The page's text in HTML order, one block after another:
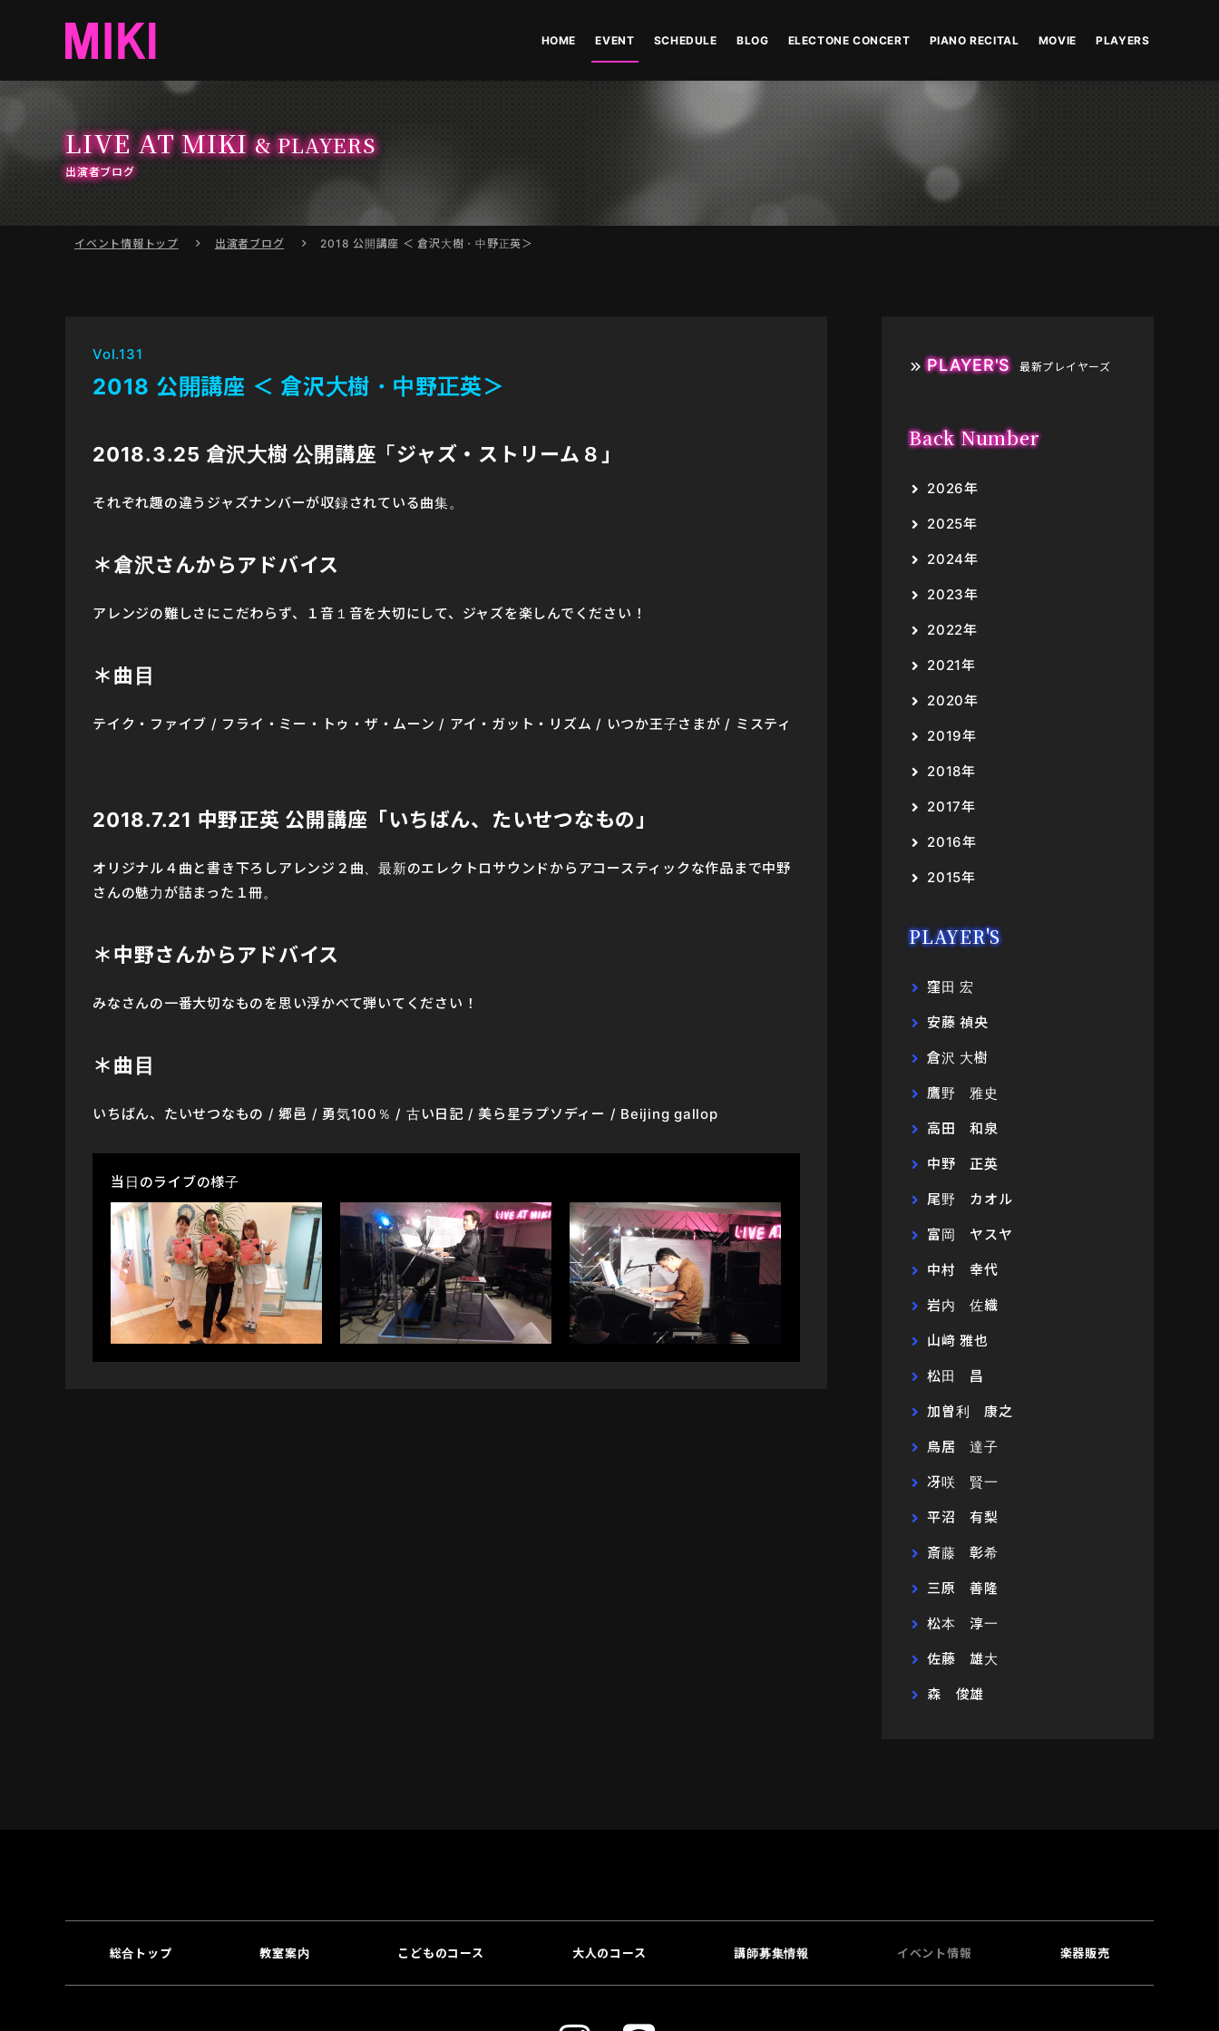
HOME EVENT SCHEDULE BLOG ELECTONE CONCERT PIANO RECITAL MOVIE PLAYERS
イベント情報 トップ 出演者ブログ 2018 公開講座 ＜ 倉沢大樹・中野正英＞
LIVE AT MIKI& PLAYERS
出演者ブログ
Vol.131
2018 公開講座 ＜ 倉沢大樹・中野正英＞
2018.3.25 倉沢大樹 公開講座「ジャズ・ストリーム８」
それぞれ趣の違うジャズナンバーが収録されている曲集。
＊倉沢さんからアドバイス
アレンジの難しさにこだわらず、１音１音を大切にして、ジャズを楽しんでください！
＊曲目
テイク・ファイブ / フライ・ミー・トゥ・ザ・ムーン / アイ・ガット・リズム / いつか王子さまが / ミスティ
2018.7.21 中野正英 公開講座「いちばん、たいせつなもの」
オリジナル４曲と書き下ろしアレンジ２曲、最新のエレクトロサウンドからアコースティックな作品まで中野
さんの魅力が詰まった１冊。
＊中野さんからアドバイス
みなさんの一番大切なものを思い浮かべて弾いてください！
＊曲目
いちばん、たいせつなもの / 郷邑 / 勇気100％ / 古い日記 / 美ら星ラプソディー / Beijing gallop
当日のライブの様子
PLAYER'S 最新プレイヤーズ
Back Number
2026年
2025年
2024年
2023年
2022年
2021年
2020年
2019年
2018年
2017年
2016年
2015年
PLAYER'S
窪田 宏
安藤 禎央
倉沢 大樹
鷹野 雅史
高田 和泉
中野 正英
尾野 カオル
富岡 ヤスヤ
中村 幸代
岩内 佐織
山﨑 雅也
松田 昌
加曽利 康之
鳥居 達子
冴咲 賢一
平沼 有梨
斎藤 彰希
三原 善隆
松本 淳一
佐藤 雄大
森 俊雄
総合トップ 教室案内 こどものコース 大人のコース 講師募集情報 イベント情報 楽器販売